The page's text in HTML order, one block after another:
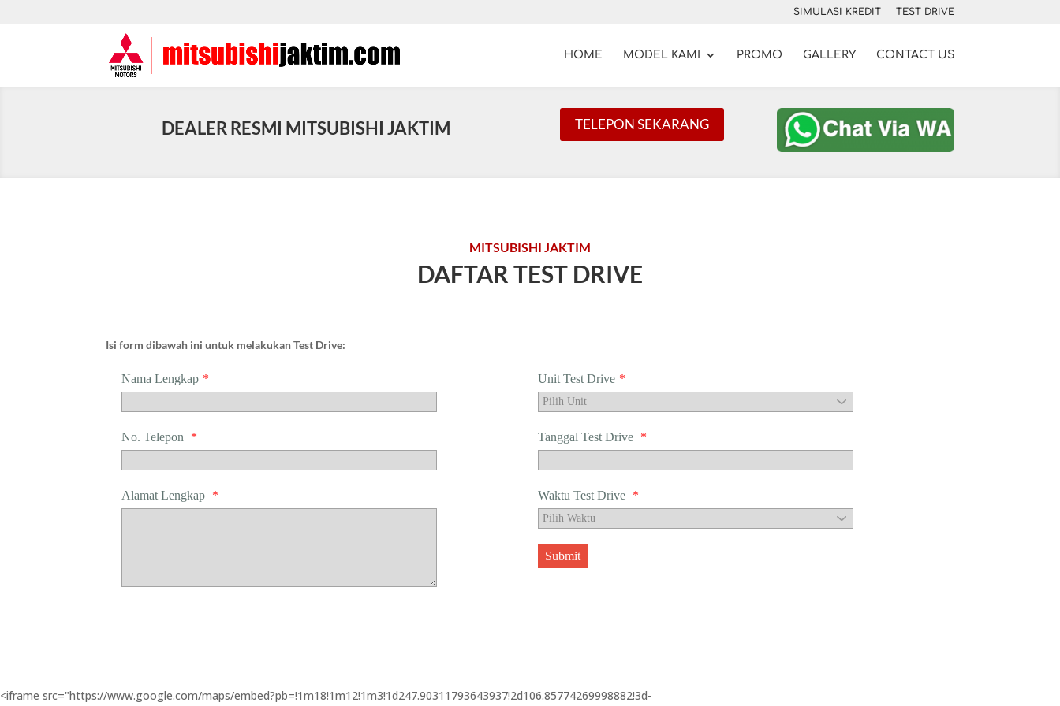
SIMULASI KREDIT TEST DRIVE
HOME MODEL KAMI PROMO GALLERY CONTACT US
DEALER RESMI MITSUBISHI JAKTIM TELEPON SEKARANG
MITSUBISHI JAKTIM
DAFTAR TEST DRIVE
Isi form dibawah ini untuk melakukan Test Drive:
Nama Lengkap *
No. Telepon *
Alamat Lengkap *
Unit Test Drive *
Tanggal Test Drive *
Waktu Test Drive *
Submit
<iframe src="https://www.google.com/maps/embed?pb=!1m18!1m12!1m3!1d247.90311793643937!2d106.85774269998882!3d-